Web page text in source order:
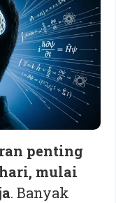
penting
mulai
. Banyak